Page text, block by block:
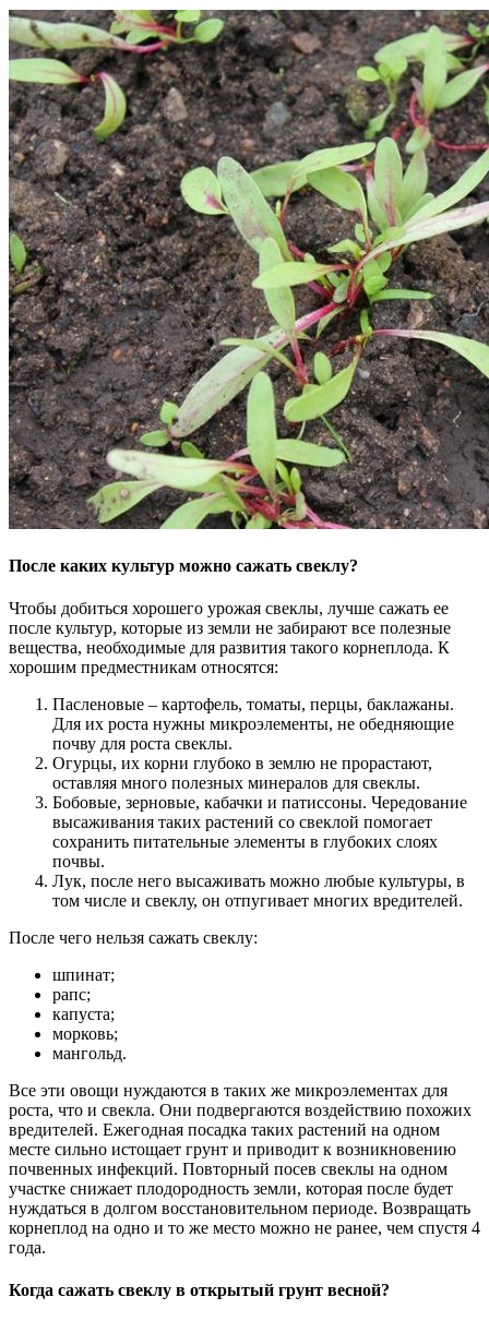
После каких культур можно сажать свеклу?
Чтобы добиться хорошего урожая свеклы, лучше сажать ее
после культур, которые из земли не забирают все полезные
вещества, необходимые для развития такого корнеплода. К
хорошим предместникам относятся:
Пасленовые – картофель, томаты, перцы, баклажаны.
Для их роста нужны микроэлементы, не обедняющие
почву для роста свеклы.
Огурцы, их корни глубоко в землю не прорастают,
оставляя много полезных минералов для свеклы.
Бобовые, зерновые, кабачки и патиссоны. Чередование
высаживания таких растений со свеклой помогает
сохранить питательные элементы в глубоких слоях
почвы.
Лук, после него высаживать можно любые культуры, в
том числе и свеклу, он отпугивает многих вредителей.
После чего нельзя сажать свеклу:
шпинат;
рапс;
капуста;
морковь;
мангольд.
Все эти овощи нуждаются в таких же микроэлементах для
роста, что и свекла. Они подвергаются воздействию похожих
вредителей. Ежегодная посадка таких растений на одном
месте сильно истощает грунт и приводит к возникновению
почвенных инфекций. Повторный посев свеклы на одном
участке снижает плодородность земли, которая после будет
нуждаться в долгом восстановительном периоде. Возвращать
корнеплод на одно и то же место можно не ранее, чем спустя 4
года.
Когда сажать свеклу в открытый грунт весной?